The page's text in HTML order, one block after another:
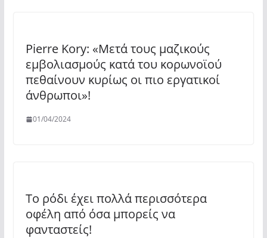
Pierre Kory: «Μετά τους μαζικούς
εμβολιασμούς κατά του κορωνοϊού
πεθαίνουν κυρίως οι πιο εργατικοί
άνθρωποι»!
01/04/2024
Το ρόδι έχει πολλά περισσότερα
οφέλη από όσα μπορείς να
φανταστείς!